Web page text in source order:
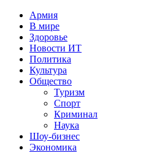
Армия
В мире
Здоровье
Новости ИТ
Политика
Культура
Общество
Туризм
Спорт
Криминал
Наука
Шоу-бизнес
Экономика